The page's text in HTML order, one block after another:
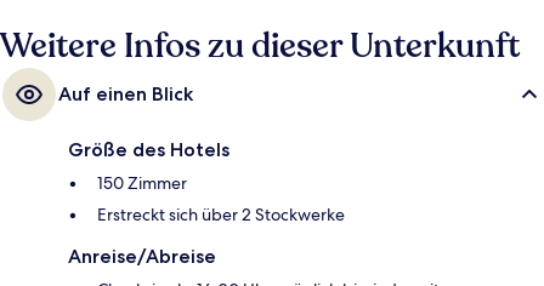
Weitere Infos zu dieser Unterkunft
Auf einen Blick
Größe des Hotels
150 Zimmer
Erstreckt sich über 2 Stockwerke
Anreise/Abreise